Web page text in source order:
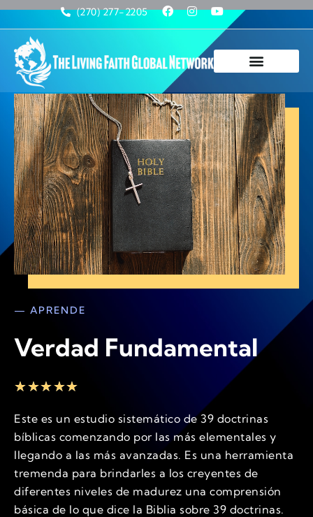
(270) 277-2205
— APRENDE
Verdad Fundamental
★★★★★
Este es un estudio sistemático de 39 doctrinas
bíblicas comenzando por las más elementales y
llegando a las más avanzadas. Es una herramienta
tremenda para brindarles a los creyentes de
diferentes niveles de madurez una comprensión
básica de lo que dice la Biblia sobre 39 doctrinas.